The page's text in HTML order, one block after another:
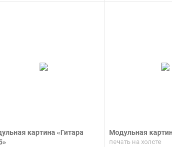
картина «Гитара
Модульная
печать на холсте